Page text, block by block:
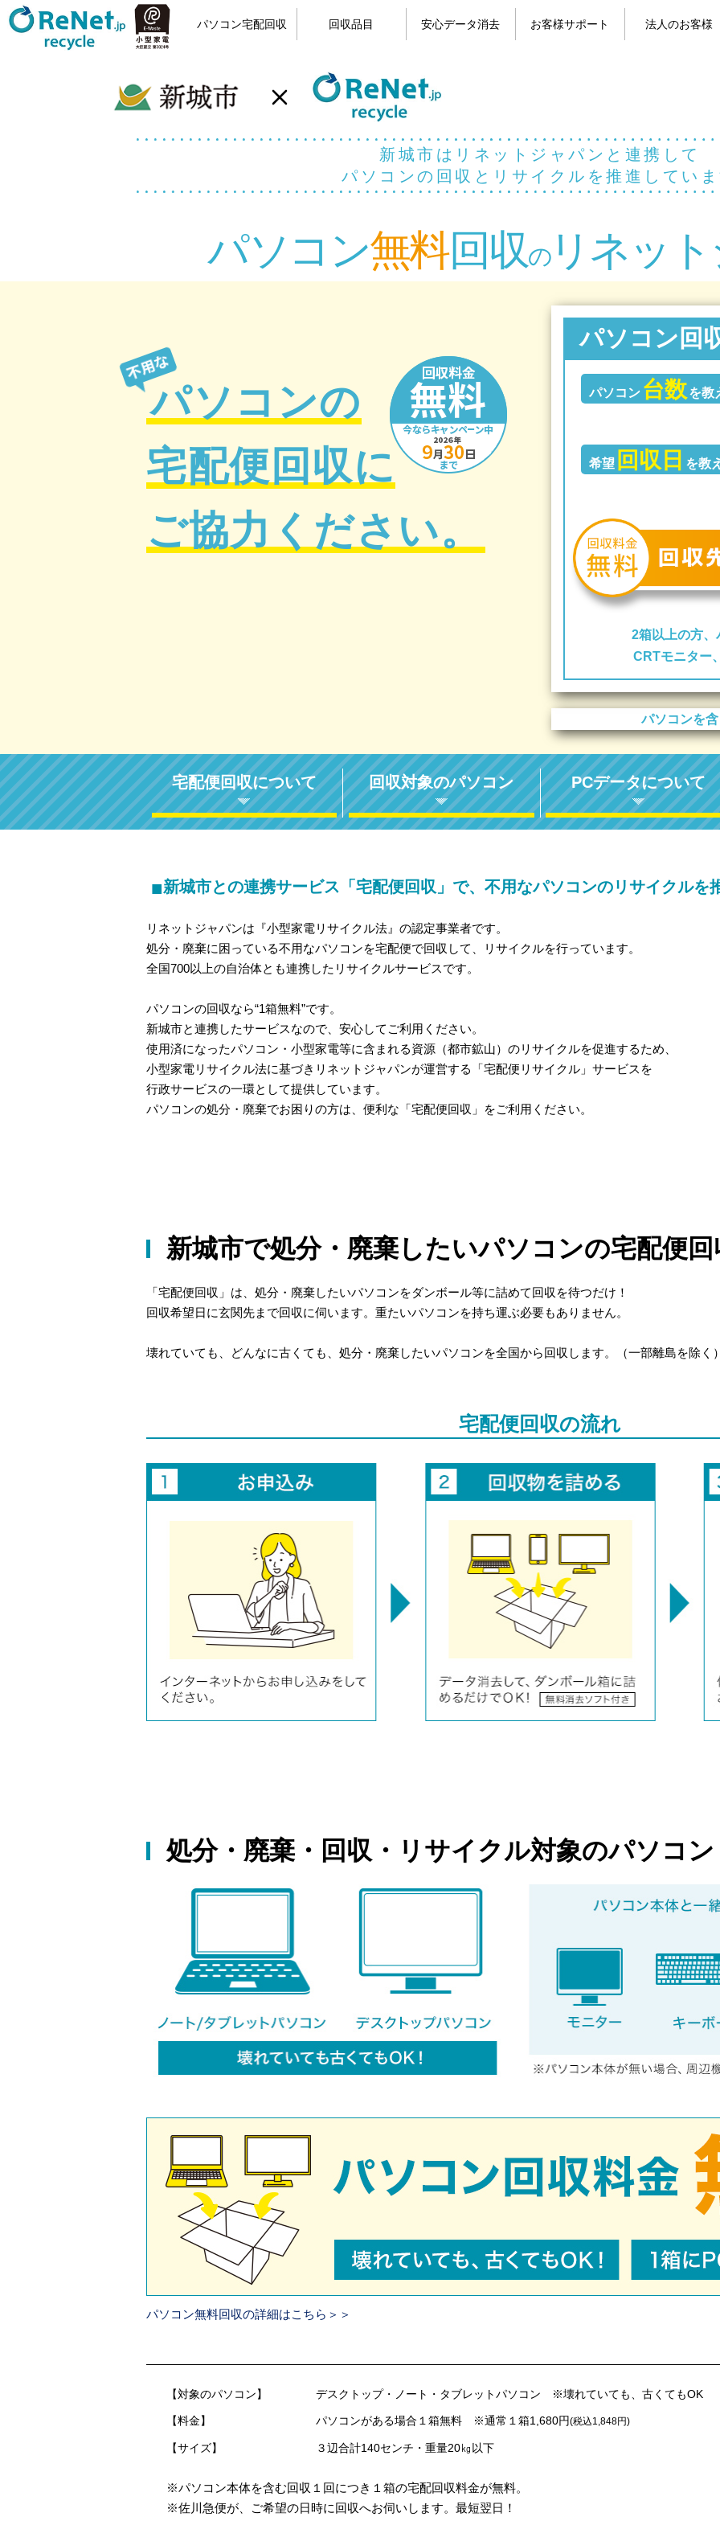
パソコン宅配回収 回収品目 安心データ消去 お客様サポート 法人のお客様
新城市はリネットジャパンと連携して
パソコンの回収とリサイクルを推進していま
パソコン無料回収のリネッ
パソコンの
宅配便回収に
ご協力ください。
パソコン回
パソコン 台数 を教
希望 回収日 を教
2箱以上の方、
CRTモニター
パソコンを
宅配便回収について 回収対象のパソコン PCデータについて
■新城市との連携サービス「宅配便回収」で、不用なパソコンのリサイクルを
リネットジャパンは『小型家電リサイクル法』の認定事業者です。
処分・廃棄に困っている不用なパソコンを宅配便で回収して、リサイクルを行っています。
全国700以上の自治体とも連携したリサイクルサービスです。
パソコンの回収なら“1箱無料”です。
新城市と連携したサービスなので、安心してご利用ください。
使用済になったパソコン・小型家電等に含まれる資源（都市鉱山）のリサイクルを促進するため、
小型家電リサイクル法に基づきリネットジャパンが運営する「宅配便リサイクル」サービスを
行政サービスの一環として提供しています。
パソコンの処分・廃棄でお困りの方は、便利な「宅配便回収」をご利用ください。
新城市で処分・廃棄したいパソコンの宅配便
「宅配便回収」は、処分・廃棄したいパソコンをダンボール等に詰めて回収を待つだけ！
回収希望日に玄関先まで回収に伺います。重たいパソコンを持ち運ぶ必要もありません。
壊れていても、どんなに古くても、処分・廃棄したいパソコンを全国から回収します。（一部離島を除く）
宅配便回収の流れ
処分・廃棄・回収・リサイクル対象のパソコン
パソコン無料回収の詳細はこちら＞＞
【対象のパソコン】 デスクトップ・ノート・タブレットパソコン ※壊れていても、古くてもOK
【料金】 パソコンがある場合１箱無料 ※通常１箱1,680円(税込1,848円)
【サイズ】 ３辺合計140センチ・重量20㎏以下
※パソコン本体を含む回収１回につき１箱の宅配回収料金が無料。
※佐川急便が、ご希望の日時に回収へお伺いします。最短翌日！